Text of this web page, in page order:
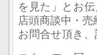
を見た」とお
店頭商談中・
お問合せ頂き